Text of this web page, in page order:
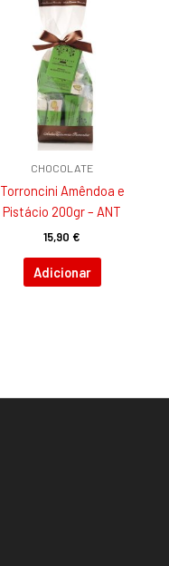
CHOCOLATE
Torroncini Amêndoa e
Pistácio 200gr – ANT
15,90 €
Adicionar